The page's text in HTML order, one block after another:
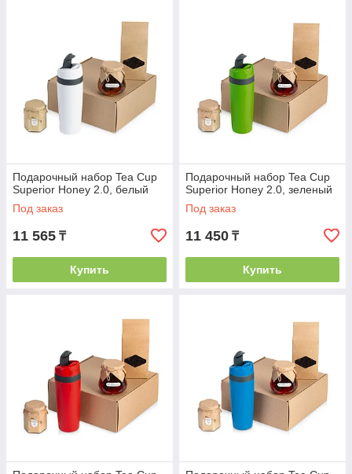
Подарочный набор Tea Cup
Superior Honey 2.0, белый
Под заказ
11 565 ₸
Купить
Подарочный набор Tea Cup
Superior Honey 2.0, зеленый
Под заказ
11 450 ₸
Купить